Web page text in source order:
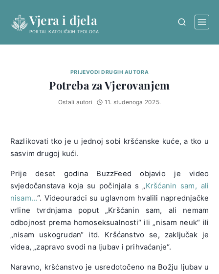
content
Vjera i djela
PORTAL KATOLIČKIH TEOLOGA
PRIJEVODI DRUGIH AUTORA
Potreba za Vjerovanjem
Ostali autori 11. studenoga 2025.
Razlikovati tko je u jednoj sobi kršćanske kuće, a tko u
sasvim drugoj kući.
Prije deset godina BuzzFeed objavio je video
svjedočanstava koja su počinjala s „Kršćanin sam, ali
nisam…“. Videouradci su uglavnom hvalili naprednjačke
vrline tvrdnjama poput „Kršćanin sam, ali nemam
odbojnost prema homoseksualnosti“ ili „nisam neuk“ ili
„nisam uskogrudan“ itd. Kršćanstvo se, zaključak je
videa, „zapravo svodi na ljubav i prihvaćanje“.
Naravno, kršćanstvo je usredotočeno na Božju ljubav u